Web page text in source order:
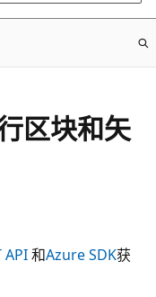
区块和矢
API和Azure SDK获